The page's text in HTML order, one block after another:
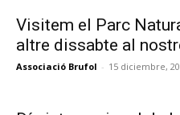
Visitem el Parc
altre dissabte al
Associació Brufol - 15 diciembre,